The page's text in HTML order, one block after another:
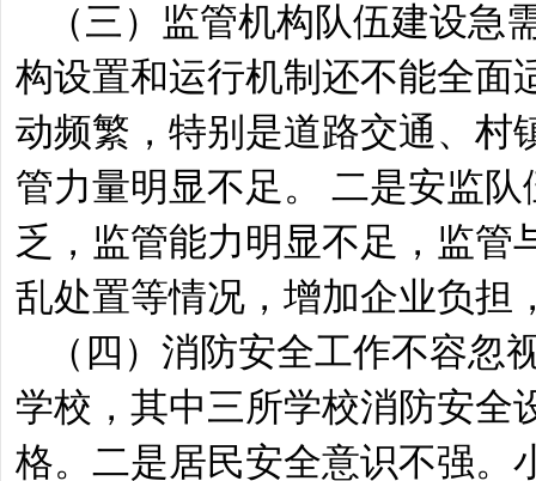
（三）监管机构队伍建设
构设置和运行机制还不能全面
动频繁，特别是道路交通、村
管力量明显不足。 二是安监
乏，监管能力明显不足，监管
乱处置等情况，增加企业负担
（四）消防安全工作不容
学校，其中三所学校消防安全
格。二是居民安全意识不强。